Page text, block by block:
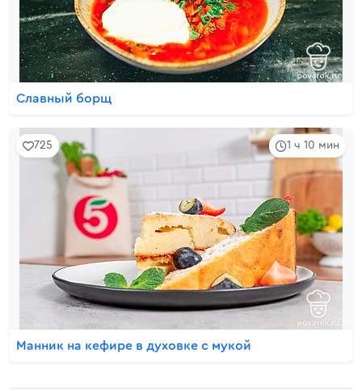
Славный борщ
1 ч 10 мин
725
Манник на кефире в духовке с мукой